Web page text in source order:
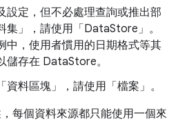
設定，但不必處理查詢或推出部
」
，請使用「DataStore」 。
中，使用者慣用的日期格式等其
儲存在 DataStore。
資料區塊」
，請使用「檔案」 。
，每個資料來源都只能使用一個來